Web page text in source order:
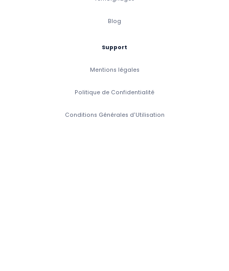
Blog
Support
Mentions légales
Politique de Confidentialité
Conditions Générales d'Utilisation